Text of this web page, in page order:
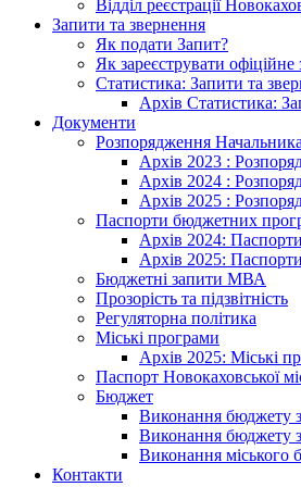
Відділ реєстрації
Запити та звернення
Як подати Запит?
Як зареєструвати офіційне
Статистика: Запити та
Архів Статистика:
Документи
Розпорядження
Архів 2023 :
Архів 2024 :
Архів 2025 :
Паспорти бюджетних
Архів 2024:
Архів 2025:
Бюджетні запити МВА
Прозорість та підзвітність
Регуляторна політика
Міські програми
Архів 2025: Міські
Паспорт Новокаховської
Бюджет
Виконання бюджету
Виконання бюджету
Виконання міського
Контакти